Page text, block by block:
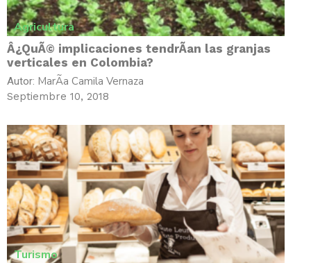
Agricultura
Â¿QuÃ© implicaciones tendrÃ­an las granjas
verticales en Colombia?
Autor: MarÃ­a Camila Vernaza
Septiembre 10, 2018
Turismo